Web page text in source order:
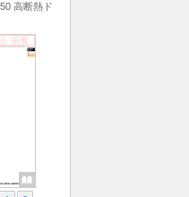
高断熱ド